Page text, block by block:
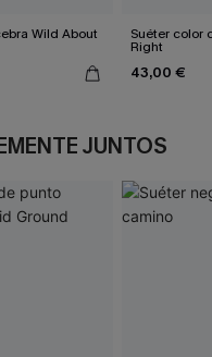
Wild About Suéter color
Right
43,00 €
JUNTOS